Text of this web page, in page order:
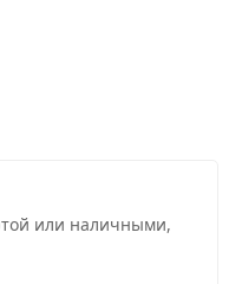
или наличными,